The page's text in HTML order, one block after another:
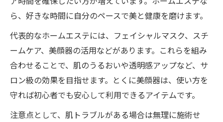
ら、好きな時間に自分のペースで美と健康を磨けます。
代表的なホームエステには、フェイシャルマスク、スチ
ームケア、美顔器の活用などがあります。これらを組み
合わせることで、肌のうるおいや透明感アップなど、サ
ロン級の効果を目指せます。とくに美顔器は、使い方を
守れば初心者でも安心して利用できるアイテムです。
注意点として、肌トラブルがある場合は無理に施術せ